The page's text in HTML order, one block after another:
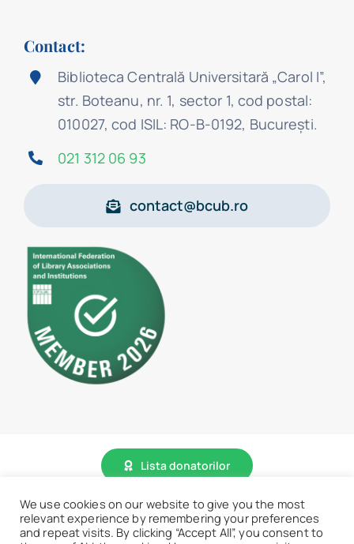
Contact:
Biblioteca Centrală Universitară „Carol I”,
str. Boteanu, nr. 1, sector 1, cod postal:
010027, cod ISIL: RO-B-0192, Bucureşti.
021 312 06 93
contact@bcub.ro
Lista donatorilor
© 2026 • BCU „Carol I” - Toate drepturile sunt rezervate.
We use cookies on our website to give you the most
relevant experience by remembering your preferences
and repeat visits. By clicking “Accept All”, you consent to